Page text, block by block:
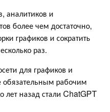
аналитиков и
более чем достаточно,
графиков и сократить
раз.
для графиков и
обязательным рабочим
лет назад стали ChatGPT